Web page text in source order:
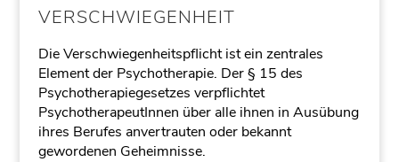
VERSCHWIEGENHEIT
Die Verschwiegenheitspflicht ist ein zentrales
Element der Psychotherapie. Der § 15 des
Psychotherapiegesetzes verpflichtet
PsychotherapeutInnen über alle ihnen in Ausübung
ihres Berufes anvertrauten oder bekannt
gewordenen Geheimnisse.